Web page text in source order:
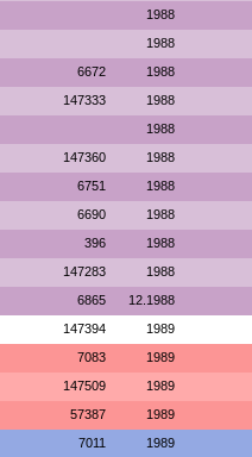
1988
1988
6672 1988
147333 1988
1988
147360 1988
6751 1988
6690 1988
396 1988
147283 1988
6865 12.1988
147394 1989
7083 1989
147509 1989
57387 1989
7011 1989